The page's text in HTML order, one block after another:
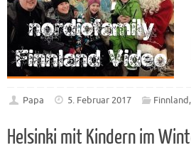
Papa 5. Februar 2017 Finnland,
Helsinki mit Kindern im